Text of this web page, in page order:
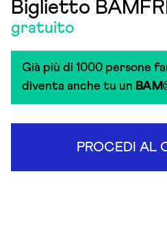
Biglietto
gratuito
Già più di 1000 persone
diventa anche tu un BAM
PROCEDI AL